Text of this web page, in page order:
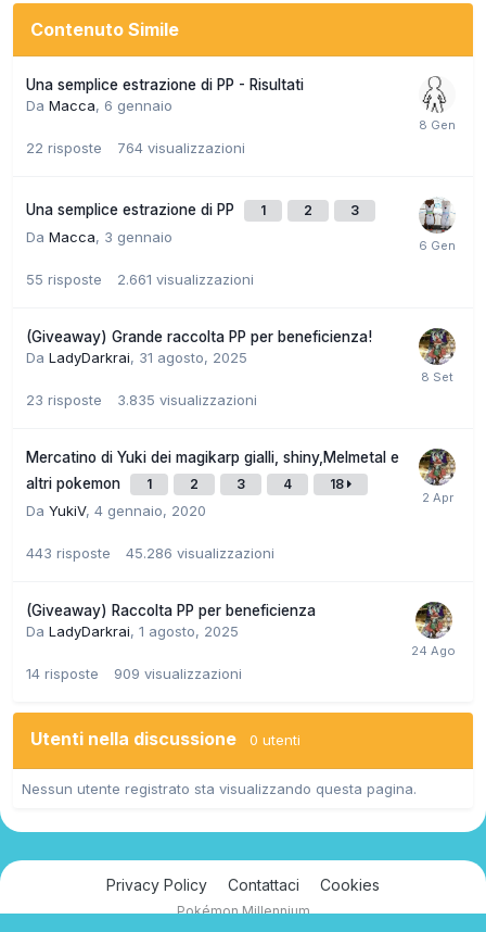
Contenuto Simile
Una semplice estrazione di PP - Risultati
Da Macca, 6 gennaio
22 risposte 764 visualizzazioni
Una semplice estrazione di PP 1 2 3
Da Macca, 3 gennaio
55 risposte 2.661 visualizzazioni
(Giveaway) Grande raccolta PP per beneficienza!
Da LadyDarkrai, 31 agosto, 2025
23 risposte 3.835 visualizzazioni
Mercatino di Yuki dei magikarp gialli, shiny,Melmetal e
altri pokemon
1 2 3 4 18
Da YukiV, 4 gennaio, 2020
443 risposte 45.286 visualizzazioni
(Giveaway) Raccolta PP per beneficienza
Da LadyDarkrai, 1 agosto, 2025
14 risposte 909 visualizzazioni
Utenti nella discussione 0 utenti
Nessun utente registrato sta visualizzando questa pagina.
Privacy Policy Contattaci Cookies
Pokémon Millennium